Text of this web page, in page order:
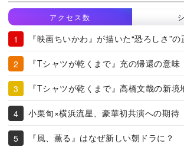
アクセス数
『映画ちいかわ』が描いた“恐ろしさ”の
『Tシャツが乾くまで』充の帰還の意味
『Tシャツが乾くまで』高橋文哉の新境
小栗旬×横浜流星、豪華初共演への期待
『風、薫る』はなぜ新しい朝ドラに？